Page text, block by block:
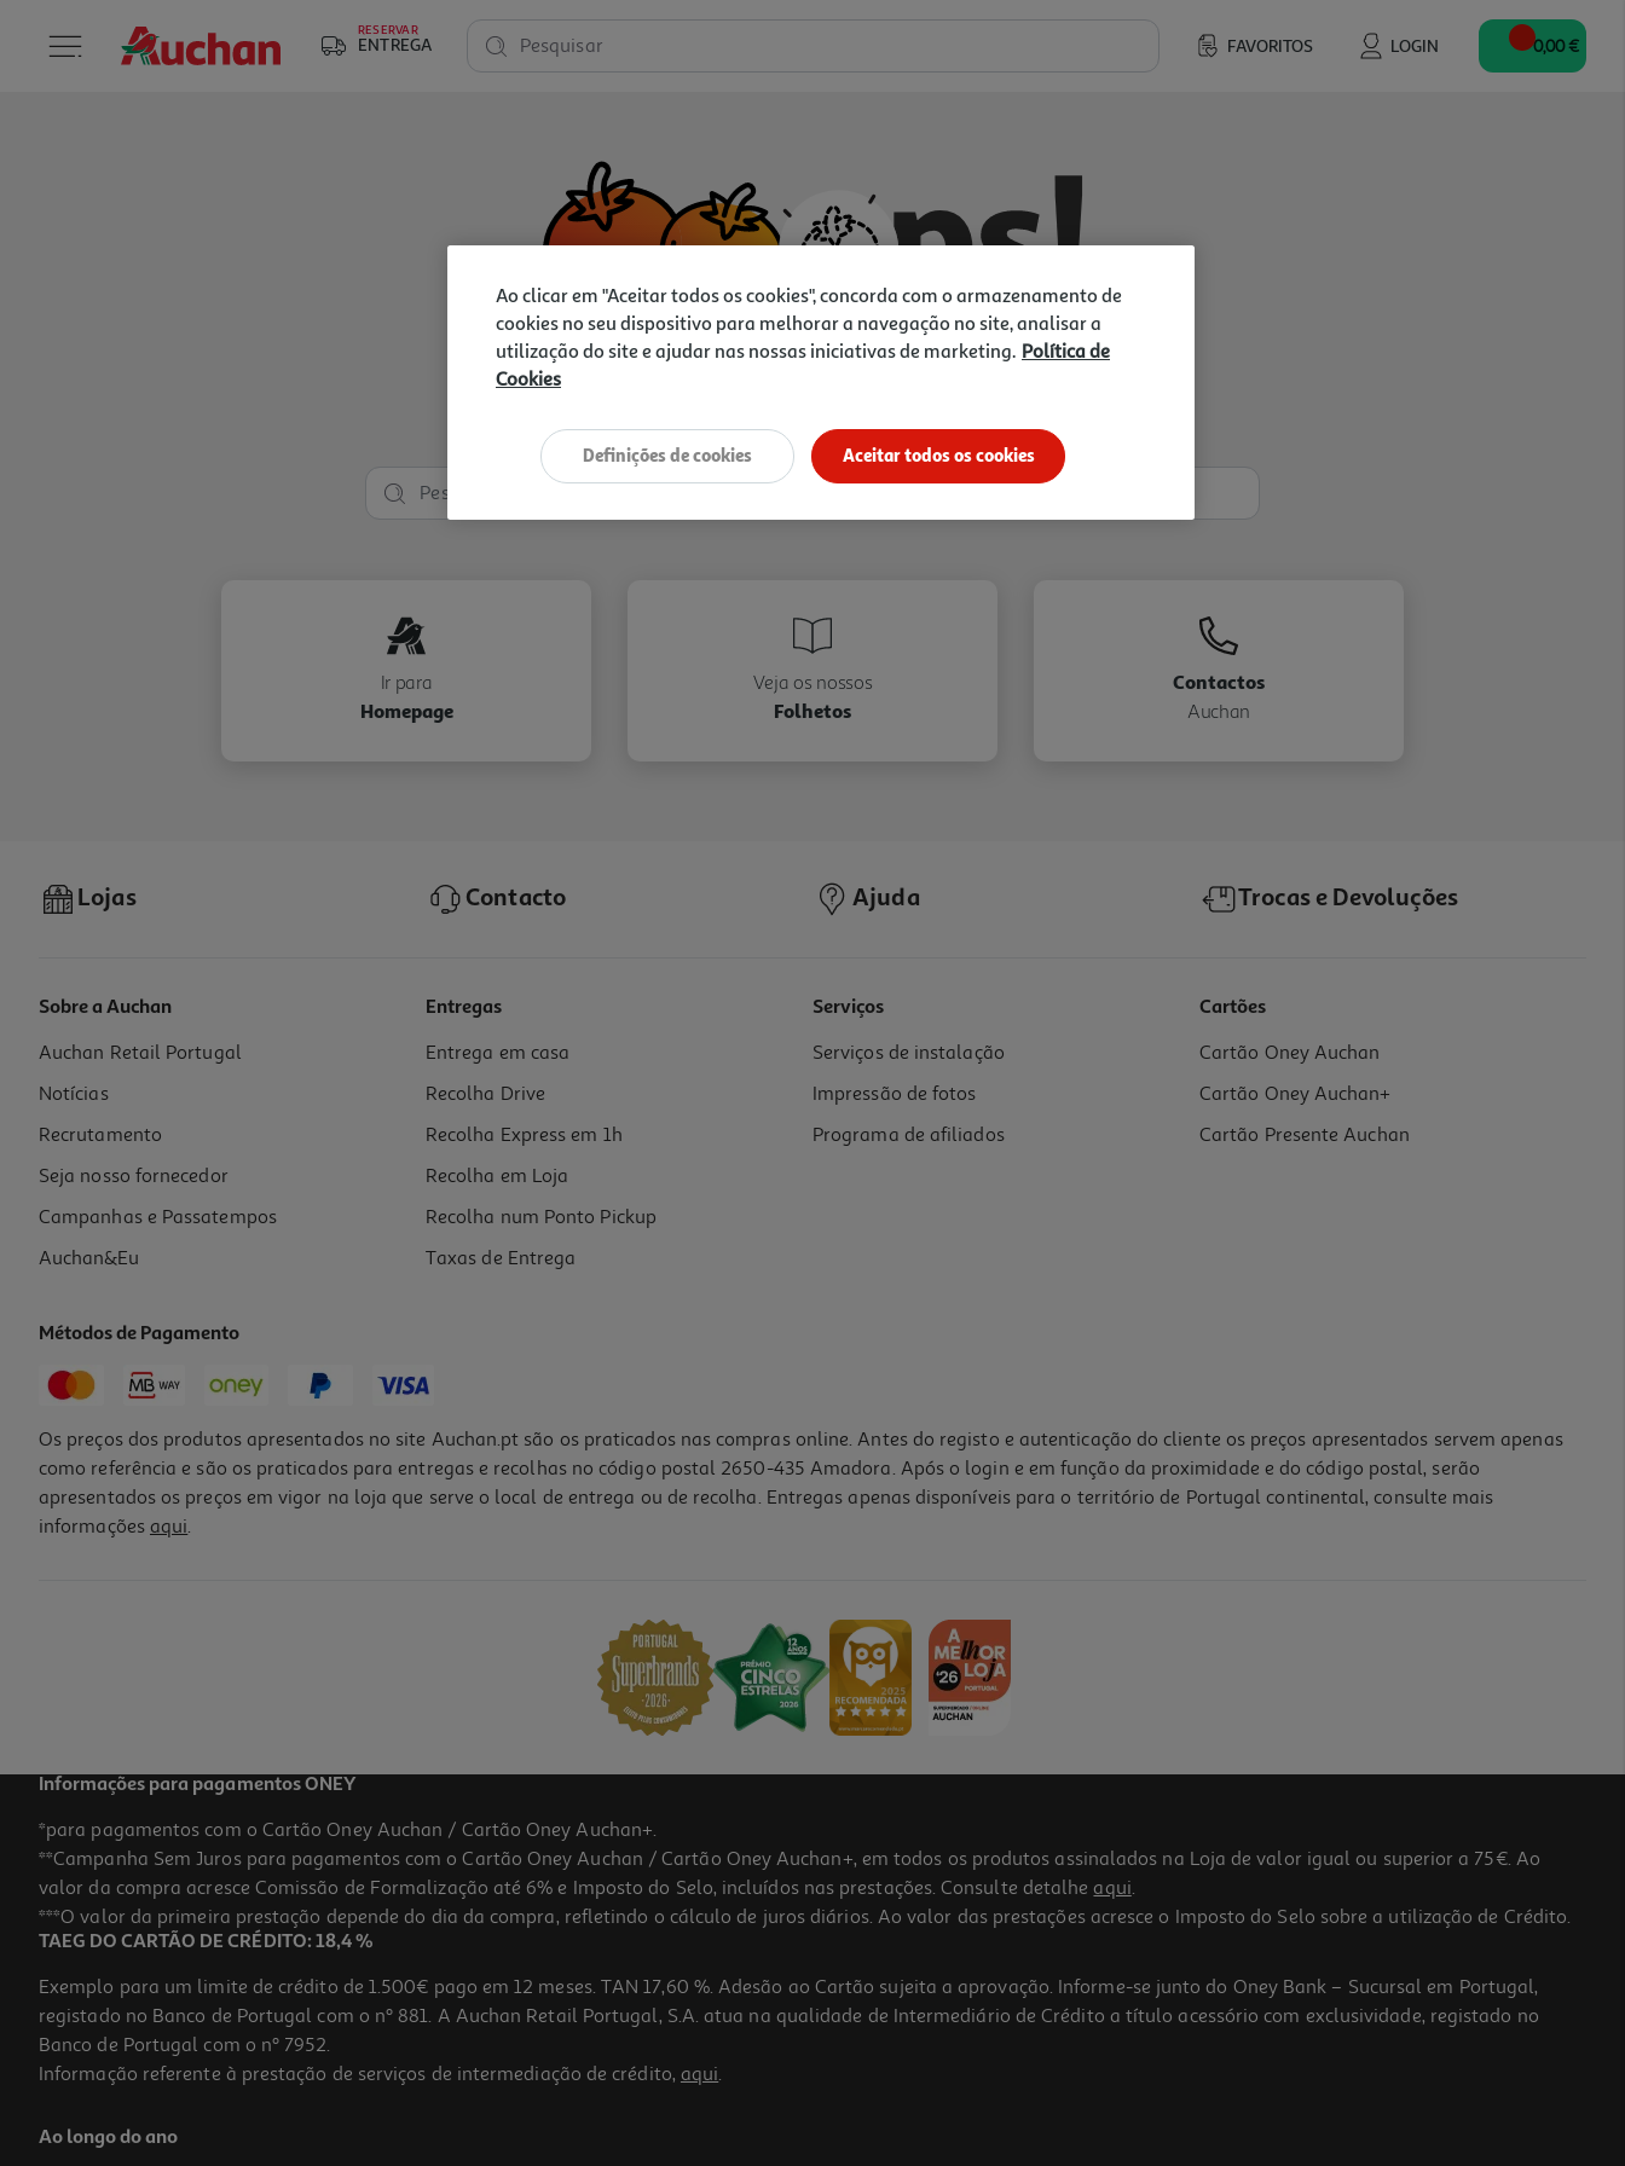
RESERVAR
ENTREGA FAVORITOS LOGIN
Pesquisar 0,00 €
Vamos tentar de novo?
Ir para
Homepage
Veja os nossos
Folhetos
Contactos
Auchan
Lojas Contacto Ajuda Trocas e Devoluções
Sobre a Auchan
Auchan Retail Portugal
Notícias
Recrutamento
Seja nosso fornecedor
Campanhas e Passatempos
Auchan&Eu
Entregas
Entrega em casa
Recolha Drive
Recolha Express em 1h
Recolha em Loja
Recolha num Ponto Pickup
Taxas de Entrega
Serviços
Serviços de instalação
Impressão de fotos
Programa de afiliados
Cartões
Cartão Oney Auchan
Cartão Oney Auchan+
Cartão Presente Auchan
Métodos de Pagamento
Os preços dos produtos apresentados no site Auchan.pt são os praticados nas compras online. Antes do registo e autenticação do cliente os preços apresentados servem apenas
como referência e são os praticados para entregas e recolhas no código postal 2650-435 Amadora. Após o login e em função da proximidade e do código postal, serão
apresentados os preços em vigor na loja que serve o local de entrega ou de recolha. Entregas apenas disponíveis para o território de Portugal continental, consulte mais
informações aqui.
Informações para pagamentos ONEY
*para pagamentos com o Cartão Oney Auchan / Cartão Oney Auchan+.
**Campanha Sem Juros para pagamentos com o Cartão Oney Auchan / Cartão Oney Auchan+, em todos os produtos assinalados na Loja de valor igual ou superior a 75€. Ao
valor da compra acresce Comissão de Formalização até 6% e Imposto do Selo, incluídos nas prestações. Consulte detalhe aqui.
***O valor da primeira prestação depende do dia da compra, refletindo o cálculo de juros diários. Ao valor das prestações acresce o Imposto do Selo sobre a utilização de Crédito.
TAEG DO CARTÃO DE CRÉDITO: 18,4 %
Exemplo para um limite de crédito de 1.500€ pago em 12 meses. TAN 17,60 %. Adesão ao Cartão sujeita a aprovação. Informe-se junto do Oney Bank – Sucursal em Portugal,
registado no Banco de Portugal com o nº 881. A Auchan Retail Portugal, S.A. atua na qualidade de Intermediário de Crédito a título acessório com exclusividade, registado no
Banco de Portugal com o nº 7952.
Informação referente à prestação de serviços de intermediação de crédito, aqui.
Ao longo do ano
Ao clicar em "Aceitar todos os cookies", concorda com o armazenamento de
cookies no seu dispositivo para melhorar a navegação no site, analisar a
utilização do site e ajudar nas nossas iniciativas de marketing. Política de
Cookies
Aceitar todos os cookies
Definições de cookies